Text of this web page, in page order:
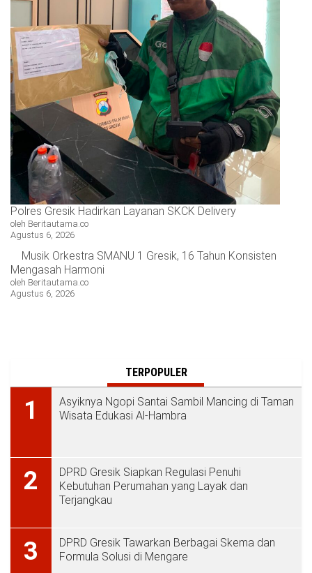
Polres Gresik Hadirkan Layanan SKCK Delivery
oleh Beritautama.co
Agustus 6, 2026
Musik Orkestra SMANU 1 Gresik, 16 Tahun Konsisten
Mengasah Harmoni
oleh Beritautama.co
Agustus 6, 2026
TERPOPULER
1
Asyiknya Ngopi Santai Sambil Mancing di Taman
Wisata Edukasi Al-Hambra
2
DPRD Gresik Siapkan Regulasi Penuhi
Kebutuhan Perumahan yang Layak dan
Terjangkau
3
DPRD Gresik Tawarkan Berbagai Skema dan
Formula Solusi di Mengare